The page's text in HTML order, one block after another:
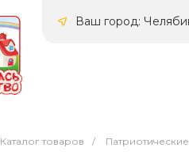
Ваш город:
Каталог товаров /